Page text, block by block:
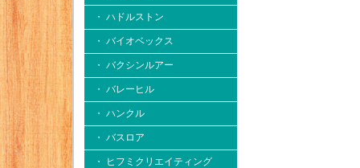
・ ハドルストン
・ バイオベックス
・ バクシンルアー
・ バレーヒル
・ ハンクル
・ バスロア
・ ヒフミクリエイティング